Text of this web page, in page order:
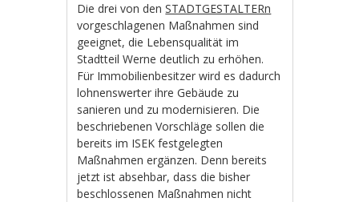
Die drei von denSTADTGESTALTERn
vorgeschlagenen Maßnahmen sind
geeignet, die Lebensqualität im
Stadtteil Werne deutlich zu erhöhen.
Für Immobilienbesitzer wird es dadurch
lohnenswerter ihre Gebäude zu
sanieren und zu modernisieren. Die
beschriebenen Vorschläge sollen die
bereits im ISEK festgelegten
Maßnahmen ergänzen. Denn bereits
jetzt ist absehbar, dass die bisher
beschlossenen Maßnahmen nicht